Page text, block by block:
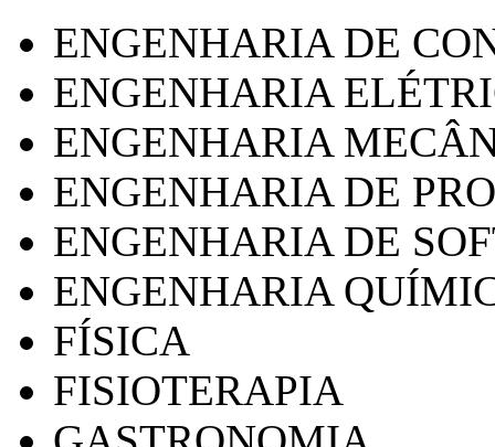
ENGENHARIA DE
ENGENHARIA
ENGENHARIA
ENGENHARIA DE
ENGENHARIA DE
ENGENHARIA
FÍSICA
FISIOTERAPIA